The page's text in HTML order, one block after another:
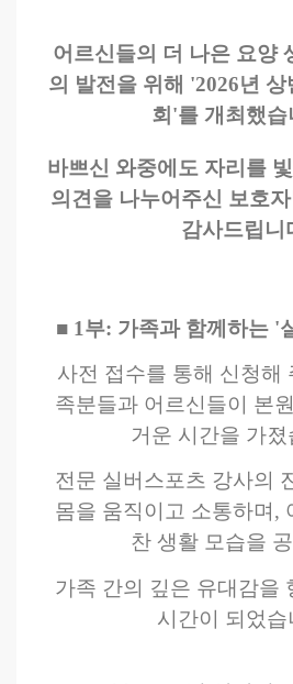
어르신들의 더 나은 요양
의 발전을 위해 '2026년
회'를 개최했습
바쁘신 와중에도 자리를
의견을 나누어주신 보호
감사드립니
■ 1부: 가족과 함께하는 '
사전 접수를 통해 신청해
족분들과 어르신들이 본
거운 시간을 가졌
전문 실버스포츠 강사의
몸을 움직이고 소통하며,
찬 생활 모습을
가족 간의 깊은 유대감을
시간이 되었습